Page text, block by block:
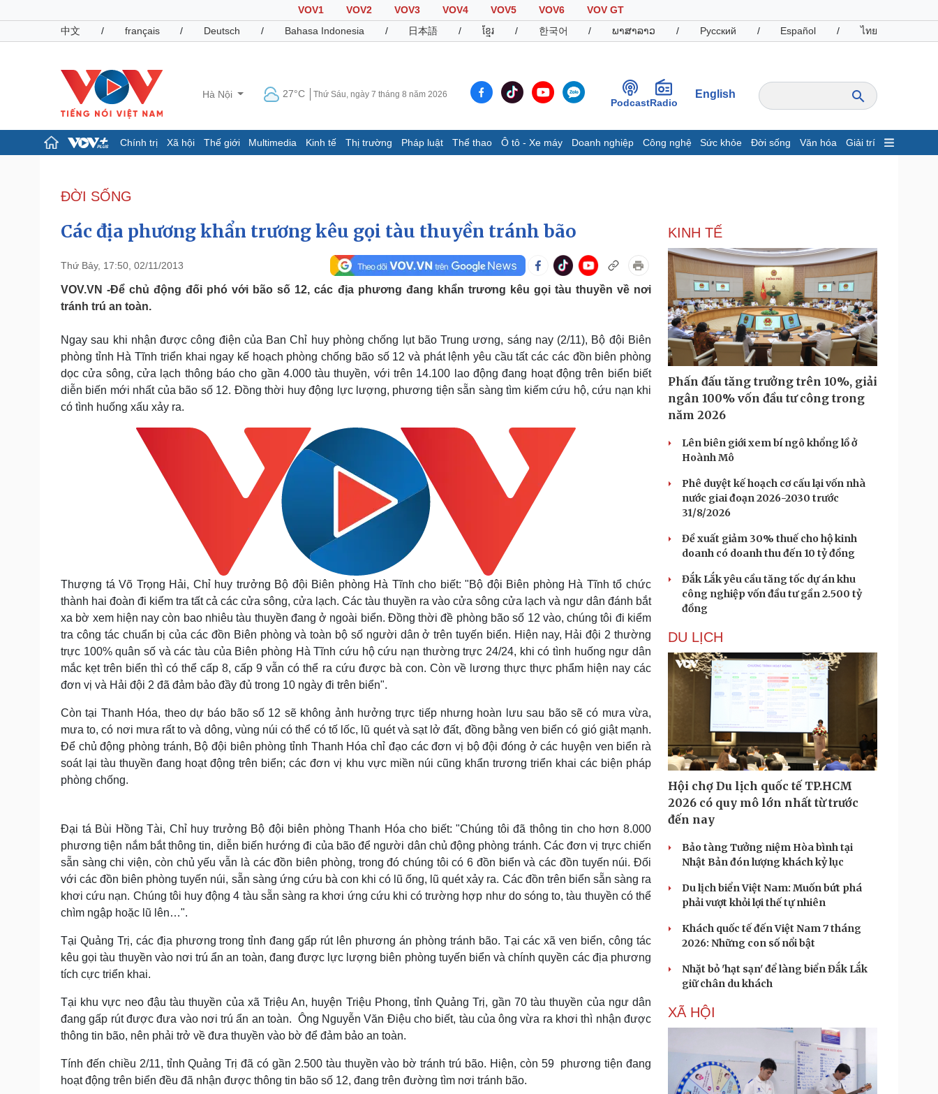
VOV1 VOV2 VOV3 VOV4 VOV5 VOV6
VOV GT
中文
/ français / Deutsch / Bahasa Indonesia / 日本語 / ខ្មែរ / 한국어 / ພາສາລາວ / Русский / Español / ไทย
Hà Nội 27°C Thứ Sáu, ngày 7 tháng 8 năm 2026
PodcastRadio
English
Chính trị Xã hội Thế giới Multimedia Kinh tế Thị trường Pháp luật Thể thao Ô tô - Xe máy Doanh nghiệp Công nghệ Sức khỏe Đời sống Văn hóa Giải trí
Đảng
Tổ chức nhân sự
Nhận diện sự thật
Giáo dục
Dấu ấn VOV
Infographic
Giá cà phê
Pháp luật
Vụ án
Tư vấn luật
Quân sự - Quốc phòng
Phân tích
Thể thao
Thế giới thể thao
eSports
Hậu trường
Ô tô - Xe máy
Tư vấn
Doanh nghiệp
Thông tin doanh nghiệp
Doanh nghiệp 24h
Doanh nhân
Vì cộng đồng
Công nghệ
Sành điệu
Tin Công nghệ
Trải nghiệm
Chuyển đổi số
Sức khỏe
Dinh dưỡng - món ngon
Đời sống
Tình yêu - Gia đình
Văn hóa
Giải trí
Sao Việt
Du lịch
Podcast
Câu chuyện thời sự
Cửa sổ tình yêu
Kể chuyện cho bé
ĐỜI SỐNG
Các địa phương khẩn trương kêu gọi tàu thuyền tránh bão
Thứ Bảy, 17:50, 02/11/2013
VOV.VN -Để chủ động đối phó với bão số 12, các địa phương đang khẩn trương kêu gọi tàu thuyền về nơi
tránh trú an toàn.
Ngay sau khi nhận được công điện của Ban Chỉ huy phòng chống lụt bão Trung ương, sáng nay (2/11), Bộ đội Biên
phòng tỉnh Hà Tĩnh triển khai ngay kế hoạch phòng chống bão số 12 và phát lệnh yêu cầu tất các các đồn biên phòng
dọc cửa sông, cửa lạch thông báo cho gần 4.000 tàu thuyền, với trên 14.100 lao động đang hoạt động trên biển biết
diễn biến mới nhất của bão số 12. Đồng thời huy động lực lượng, phương tiện sẵn sàng tìm kiếm cứu hộ, cứu nạn khi
có tình huống xấu xảy ra.
Thượng tá Võ Trọng Hải, Chỉ huy trưởng Bộ đội Biên phòng Hà Tĩnh cho biết: "Bộ đội Biên phòng Hà Tĩnh tổ chức
thành hai đoàn đi kiểm tra tất cả các cửa sông, cửa lạch. Các tàu thuyền ra vào cửa sông cửa lạch và ngư dân đánh bắt
xa bờ xem hiện nay còn bao nhiêu tàu thuyền đang ở ngoài biển. Đồng thời đề phòng bão số 12 vào, chúng tôi đi kiểm
tra công tác chuẩn bị của các đồn Biên phòng và toàn bộ số người dân ở trên tuyến biển. Hiện nay, Hải đội 2 thường
trực 100% quân số và các tàu của Biên phòng Hà Tĩnh cứu hộ cứu nạn thường trực 24/24, khi có tình huống ngư dân
mắc kẹt trên biển thì có thể cấp 8, cấp 9 vẫn có thể ra cứu được bà con. Còn về lương thực thực phẩm hiện nay các
đơn vị và Hải đội 2 đã đảm bảo đầy đủ trong 10 ngày đi trên biển".
Còn tại Thanh Hóa, theo dự báo bão số 12 sẽ không ảnh hưởng trực tiếp nhưng hoàn lưu sau bão sẽ có mưa vừa,
mưa to, có nơi mưa rất to và dông, vùng núi có thể có tố lốc, lũ quét và sạt lở đất, đồng bằng ven biển có gió giật mạnh.
Để chủ động phòng tránh, Bộ đội biên phòng tỉnh Thanh Hóa chỉ đạo các đơn vị bộ đội đóng ở các huyện ven biển rà
soát lại tàu thuyền đang hoạt động trên biển; các đơn vị khu vực miền núi cũng khẩn trương triển khai các biện pháp
phòng chống.
Đại tá Bùi Hồng Tài, Chỉ huy trưởng Bộ đội biên phòng Thanh Hóa cho biết: "Chúng tôi đã thông tin cho hơn 8.000
phương tiện nắm bắt thông tin, diễn biến hướng đi của bão để người dân chủ động phòng tránh. Các đơn vị trực chiến
sẵn sàng chi viện, còn chủ yếu vẫn là các đồn biên phòng, trong đó chúng tôi có 6 đồn biển và các đồn tuyến núi. Đối
với các đồn biên phòng tuyến núi, sẵn sàng ứng cứu bà con khi có lũ ống, lũ quét xảy ra. Các đồn trên biển sẵn sàng ra
khơi cứu nạn. Chúng tôi huy động 4 tàu sẵn sàng ra khơi ứng cứu khi có trường hợp như do sóng to, tàu thuyền có thể
chìm ngập hoặc lũ lên…".
Tại Quảng Trị, các địa phương trong tỉnh đang gấp rút lên phương án phòng tránh bão. Tại các xã ven biển, công tác
kêu gọi tàu thuyền vào nơi trú ẩn an toàn, đang được lực lượng biên phòng tuyến biển và chính quyền các địa phương
tích cực triển khai.
Tại khu vực neo đậu tàu thuyền của xã Triệu An, huyện Triệu Phong, tỉnh Quảng Trị, gần 70 tàu thuyền của ngư dân
đang gấp rút được đưa vào nơi trú ẩn an toàn. Ông Nguyễn Văn Điệu cho biết, tàu của ông vừa ra khơi thì nhận được
thông tin bão, nên phải trở về đưa thuyền vào bờ để đảm bảo an toàn.
Tính đến chiều 2/11, tỉnh Quảng Trị đã có gần 2.500 tàu thuyền vào bờ tránh trú bão. Hiện, còn 59 phương tiện đang
hoạt động trên biển đều đã nhận được thông tin bão số 12, đang trên đường tìm nơi tránh bão.
KINH TẾ
Phấn đấu tăng trưởng trên 10%, giải
ngân 100% vốn đầu tư công trong
năm 2026
Lên biên giới xem bí ngô khổng lồ ở
Hoành Mô
Phê duyệt kế hoạch cơ cấu lại vốn nhà
nước giai đoạn 2026-2030 trước
31/8/2026
Đề xuất giảm 30% thuế cho hộ kinh
doanh có doanh thu đến 10 tỷ đồng
Đắk Lắk yêu cầu tăng tốc dự án khu
công nghiệp vốn đầu tư gần 2.500 tỷ
đồng
DU LỊCH
Hội chợ Du lịch quốc tế TP.HCM
2026 có quy mô lớn nhất từ trước
đến nay
Bảo tàng Tưởng niệm Hòa bình tại
Nhật Bản đón lượng khách kỷ lục
Du lịch biển Việt Nam: Muốn bứt phá
phải vượt khỏi lợi thế tự nhiên
Khách quốc tế đến Việt Nam 7 tháng
2026: Những con số nổi bật
Nhặt bỏ 'hạt sạn' để làng biển Đắk Lắk
giữ chân du khách
XÃ HỘI